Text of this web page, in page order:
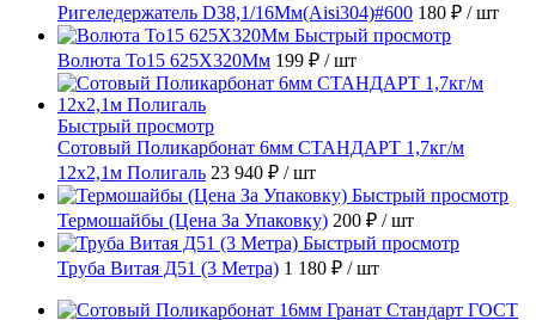
Ригеледержатель D38,1/16Мм(Aisi304)#600 180 ₽ / шт
Быстрый просмотр
Волюта То15 625X320Мм 199 ₽ / шт
Быстрый просмотр
Сотовый Поликарбонат 6мм СТАНДАРТ 1,7кг/м
12х2,1м Полигаль 23 940 ₽ / шт
Быстрый просмотр
Термошайбы (Цена За Упаковку) 200 ₽ / шт
Быстрый просмотр
Труба Витая Д51 (3 Метра) 1 180 ₽ / шт